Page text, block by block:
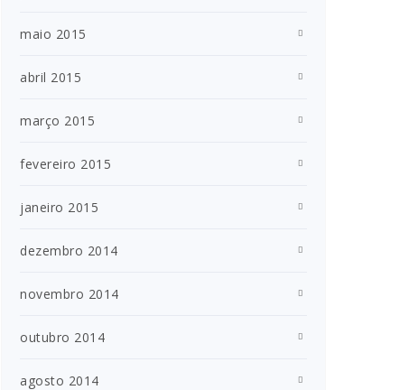
maio 2015
abril 2015
março 2015
fevereiro 2015
janeiro 2015
dezembro 2014
novembro 2014
outubro 2014
agosto 2014